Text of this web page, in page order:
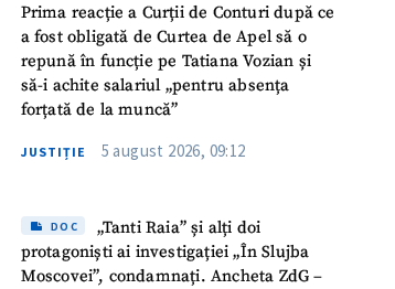
Prima reacție a Curții de Conturi după ce
a fost obligată de Curtea de Apel să o
repună în funcție pe Tatiana Vozian și
să-i achite salariul „pentru absența
forțată de la muncă”
JUSTIȚIE 5 august 2026, 09:12
DOC
„Tanti Raia” și alți doi
protagoniști ai investigației „În Slujba
Moscovei”, condamnați. Ancheta ZdG –